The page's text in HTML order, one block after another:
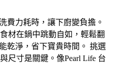
費力耗時，讓下廚變負擔。
材在鍋中跳動自如，輕鬆翻
乾淨，省下寶貴時間。 挑選
尺寸是關鍵。像Pearl Life 台